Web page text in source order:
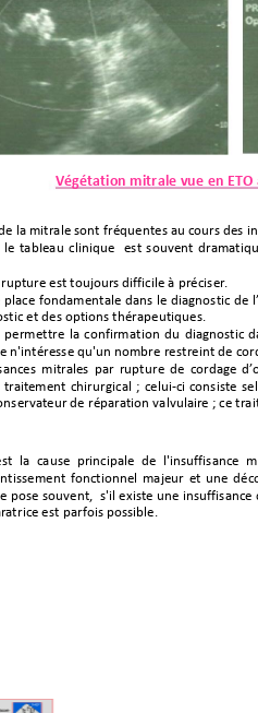
la mitrale sont fréquentes au cours des
le tabIeau clinique est souvent dram
rupture est toujours difficile à préciser.
place fondamentale dans le diagnostic de
tic et des options thérapeutiques.
permettre la confirmation du diagnostic
n'intéresse qu'un nombre restreint de
mitrales par rupture de cordage d’
traitement chirurgical ; celui-ci consiste
eur de réparation valvulaire ; ce
la cause principale
de l'insuffisance
fonctionnel majeur et une
pose souvent,
s'il existe une insuffisance
atrice est parfois possible.
Végétation mitra le vue en ETO